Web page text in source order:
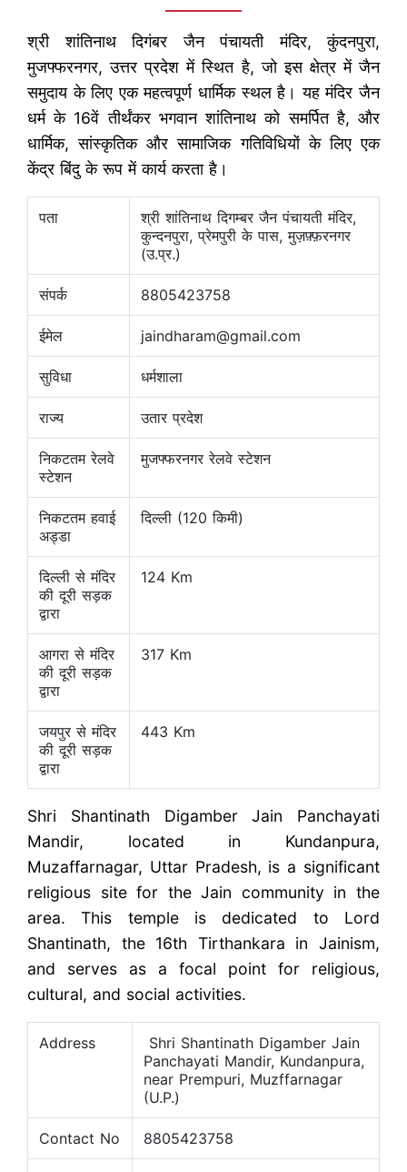
श्री शांतिनाथ दिगंबर जैन पंचायती मंदिर, कुंदनपुरा,
मुजफ्फरनगर, उत्तर प्रदेश में स्थित है, जो इस क्षेत्र में जैन
समुदाय के लिए एक महत्वपूर्ण धार्मिक स्थल है। यह मंदिर जैन
धर्म के 16वें तीर्थंकर भगवान शांतिनाथ को समर्पित है, और
धार्मिक, सांस्कृतिक और सामाजिक गतिविधियों के लिए एक
केंद्र बिंदु के रूप में कार्य करता है।
पता
श्री शांतिनाथ दिगम्बर जैन पंचायती मंदिर,
कुन्दनपुरा, प्रेमपुरी के पास, मुज़फ़्फ़रनगर
(उ.प्र.)
संपर्क 8805423758
ईमेल jaindharam@gmail.com
सुविधा धर्मशाला
राज्य उतार प्रदेश
निकटतम रेलवे
स्टेशन
मुजफ्फरनगर रेलवे स्टेशन
निकटतम हवाई
अड्डा
दिल्ली (120 किमी)
दिल्ली से मंदिर
की दूरी सड़क
द्वारा
124 Km
आगरा से मंदिर
की दूरी सड़क
द्वारा
317 Km
जयपुर से मंदिर
की दूरी सड़क
द्वारा
443 Km
Shri Shantinath Digamber Jain Panchayati
Mandir, located in Kundanpura,
Muzaffarnagar, Uttar Pradesh, is a significant
religious site for the Jain community in the
area. This temple is dedicated to Lord
Shantinath, the 16th Tirthankara in Jainism,
and serves as a focal point for religious,
cultural, and social activities.
Address
Shri Shantinath Digamber Jain
Panchayati Mandir, Kundanpura,
near Prempuri, Muzffarnagar
(U.P.)
Contact No 8805423758